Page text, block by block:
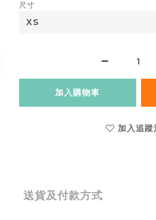
尺寸
加入購物車
加入追蹤
送貨及付款方式